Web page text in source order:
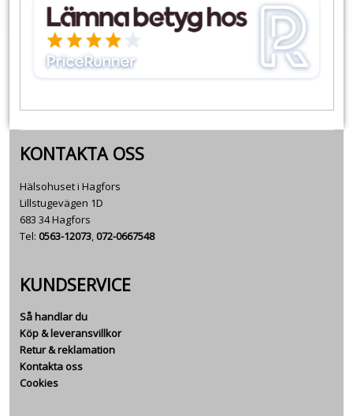
KONTAKTA OSS
Hälsohuset i Hagfors
Lillstugevägen 1D
683 34 Hagfors
Tel: 0563-12073,072-0667548
KUNDSERVICE
Så handlar du
Köp & leveransvillkor
Retur & reklamation
Kontakta oss
Cookies